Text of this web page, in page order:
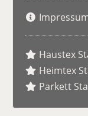
Haustex
Heimtex
Parkett